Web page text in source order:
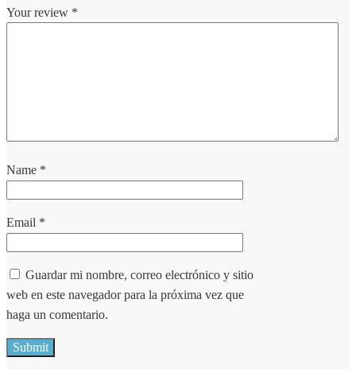
Your review *
Name *
Email *
Guardar mi nombre, correo electrónico y sitio
web en este navegador para la próxima vez que
haga un comentario.